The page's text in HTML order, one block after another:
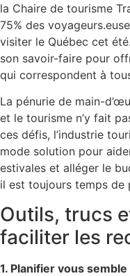
la Chaire de tourisme
75% des
visiter le Québec cet
son savoir-faire pour
qui correspondent à
La pénurie de main-
et le tourisme n’y fait
ces défis, l’industrie
mode solution pour
estivales et alléger le
il est toujours temps de
Outils, trucs
faciliter les
1. Planifier vous